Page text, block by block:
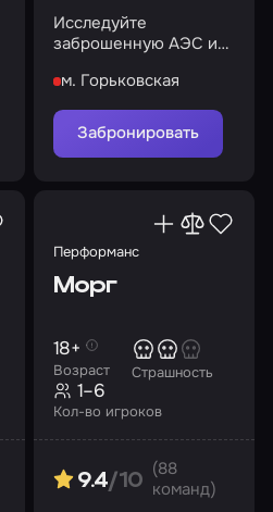
Исследуйте
заброшенную АЭС и
м. Горьковская
Забронировать
Перформанс
Морг
Возраст
18+
Страшность
Кол-во игроков
1–6
9.4/10
(88
команд)